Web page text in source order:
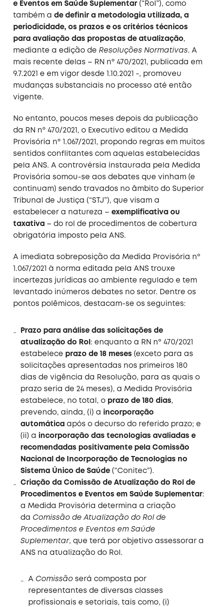
e Eventos em Saúde Suplementar(“Rol”), como
também a de definir a metodologia utilizada, a
periodicidade, os prazos e os critérios técnicos
para avaliação das propostas de atualização,
mediante a edição de Resoluções Normativas. A
mais recente delas – RN nº 470/2021, publicada em
9.7.2021 e em vigor desde 1.10.2021 -, promoveu
mudanças substanciais no processo até então
vigente.
No entanto, poucos meses depois da publicação
da RN nº 470/2021, o Executivo editou a Medida
Provisória nº 1.067/2021, propondo regras em muitos
sentidos conflitantes com aquelas estabelecidas
pela ANS. A controvérsia instaurada pela Medida
Provisória somou-se aos debates que vinham (e
continuam) sendo travados no âmbito do Superior
Tribunal de Justiça (“STJ”), que visam a
estabelecer a natureza – exemplificativa ou
taxativa – do rol de procedimentos de cobertura
obrigatória imposto pela ANS.
A imediata sobreposição da Medida Provisória nº
1.067/2021 à norma editada pela ANS trouxe
incertezas jurídicas ao ambiente regulado e tem
levantado inúmeros debates no setor. Dentre os
pontos polêmicos, destacam-se os seguintes:
Prazo para análise das solicitações de
atualização do Rol : enquanto a RN nº 470/2021
estabelece prazo de 18 meses (exceto para as
solicitações apresentadas nos primeiros 180
dias de vigência da Resolução, para as quais o
prazo seria de 24 meses), a Medida Provisória
estabelece, no total, o prazo de 180 dias,
prevendo, ainda, (i) a incorporação
automática após o decurso do referido prazo; e
(ii) a incorporação das tecnologias avaliadas e
recomendadas positivamente pela Comissão
Nacional de Incorporação de Tecnologias no
Sistema Único de Saúde (“Conitec”).
Criação da Comissão de Atualização do Rol de
Procedimentos e Eventos em Saúde Suplementar:
a Medida Provisória determina a criação
daComissão de Atualização do Rol de
Procedimentos e Eventos em Saúde
Suplementar, que terá por objetivo assessorar a
ANS na atualização do Rol.
A Comissão será composta por
representantes de diversas classes
profissionais e setoriais, tais como, (i)